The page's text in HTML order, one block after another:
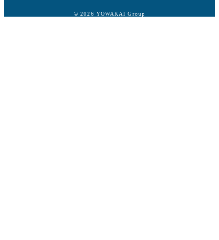
© 2026 YOWAKAI Group